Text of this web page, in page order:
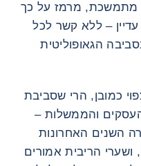
מתמשכת, מרמז על כך
– ללא קשר לכל
הגאופוליטית
כמובן, הרי שסביבת
והממשלות –
השנים האחרונות
הריבית אמורים